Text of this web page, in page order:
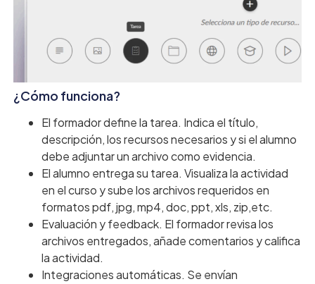
¿Cómo funciona?
El formador define la tarea. Indica el título,
descripción, los recursos necesarios y si el alumno
debe adjuntar un archivo como evidencia.
El alumno entrega su tarea. Visualiza la actividad
en el curso y sube los archivos requeridos en
formatos pdf, jpg, mp4, doc, ppt, xls, zip,etc.
Evaluación y feedback. El formador revisa los
archivos entregados, añade comentarios y califica
la actividad.
Integraciones automáticas. Se envían